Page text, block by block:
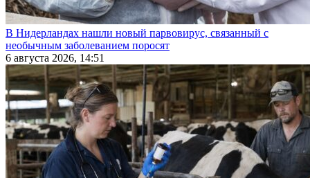
В Нидерландах нашли новый парвовирус, связанный с
необычным заболеванием поросят
6 августа 2026, 14:51